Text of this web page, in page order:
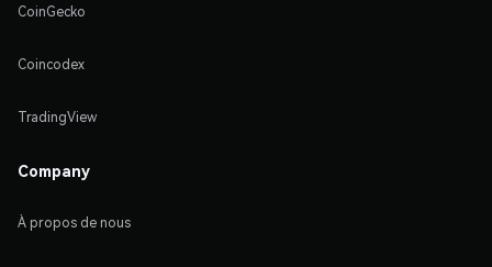
CoinGecko
Coincodex
TradingView
Company
À propos de nous